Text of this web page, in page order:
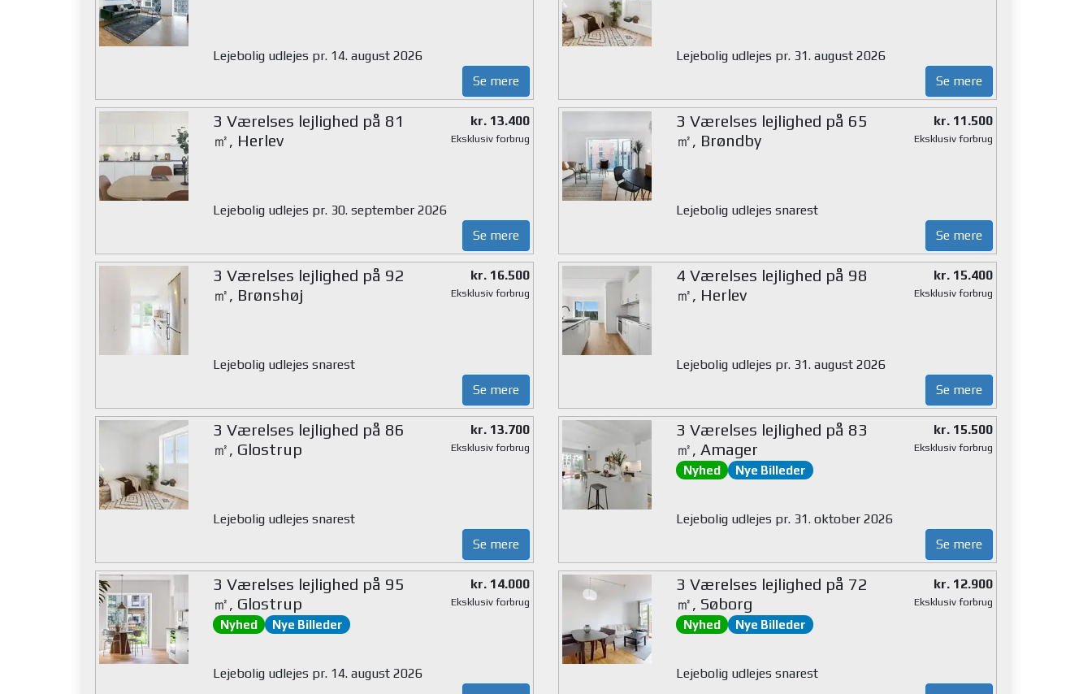
Lejebolig udlejes pr. 14. august 2026
Se mere
Lejebolig udlejes pr. 31. august 2026
Se mere
3 Værelses lejlighed på 81
㎡, Herlev
kr. 13.400
Eksklusiv forbrug
Lejebolig udlejes pr. 30. september 2026
Se mere
3 Værelses lejlighed på 65
㎡, Brøndby
kr. 11.500
Eksklusiv forbrug
Lejebolig udlejes snarest
Se mere
3 Værelses lejlighed på 92
㎡, Brønshøj
kr. 16.500
Eksklusiv forbrug
Lejebolig udlejes snarest
Se mere
4 Værelses lejlighed på 98
㎡, Herlev
kr. 15.400
Eksklusiv forbrug
Lejebolig udlejes pr. 31. august 2026
Se mere
3 Værelses lejlighed på 86
㎡, Glostrup
kr. 13.700
Eksklusiv forbrug
Lejebolig udlejes snarest
Se mere
3 Værelses lejlighed på 83
㎡, Amager
Nyhed Nye Billeder
kr. 15.500
Eksklusiv forbrug
Lejebolig udlejes pr. 31. oktober 2026
Se mere
3 Værelses lejlighed på 95
㎡, Glostrup
Nyhed Nye Billeder
kr. 14.000
Eksklusiv forbrug
Lejebolig udlejes pr. 14. august 2026
3 Værelses lejlighed på 72
㎡, Søborg
Nyhed Nye Billeder
kr. 12.900
Eksklusiv forbrug
Lejebolig udlejes snarest